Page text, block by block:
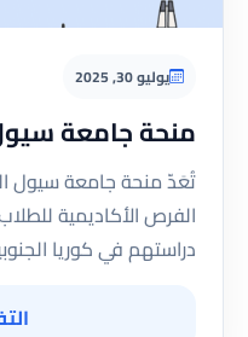
يوليو 30, 2025
منحة جامعة
تُعَدّ منحة جامعة سيول
الفرص الأكاديمية
دراستهم في كوريا